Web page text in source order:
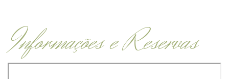
Informações e Reservas